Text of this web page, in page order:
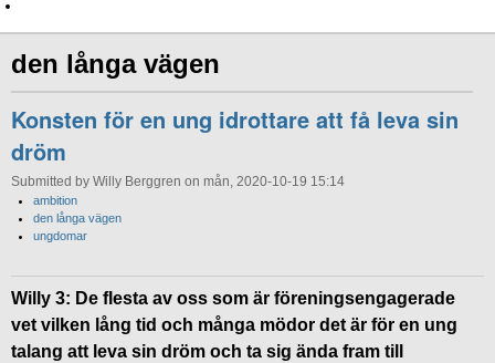
den långa vägen
Konsten för en ung idrottare att få leva sin
dröm
Submitted by Willy Berggren on mån, 2020-10-19 15:14
ambition
den långa vägen
ungdomar
Willy 3: De flesta av oss som är föreningsengagerade
vet vilken lång tid och många mödor det är för en ung
talang att leva sin dröm och ta sig ända fram till